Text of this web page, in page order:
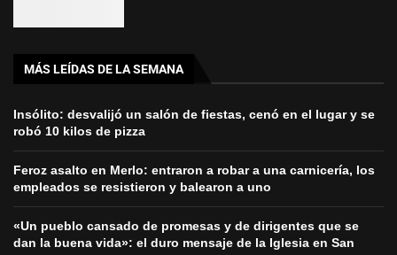
MÁS LEÍDAS DE LA SEMANA
Insólito: desvalijó un salón de fiestas, cenó en el lugar y se
robó 10 kilos de pizza
Feroz asalto en Merlo: entraron a robar a una carnicería, los
empleados se resistieron y balearon a uno
«Un pueblo cansado de promesas y de dirigentes que se
dan la buena vida»: el duro mensaje de la Iglesia en San